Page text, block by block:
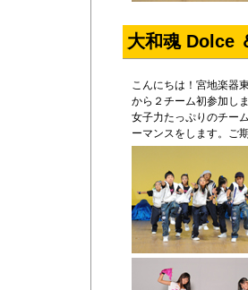
大和魂 Dolce
こんにちは！宮地楽器
から２チーム初参加し
女子力たっぷりのチー
ーマンスをします。ご